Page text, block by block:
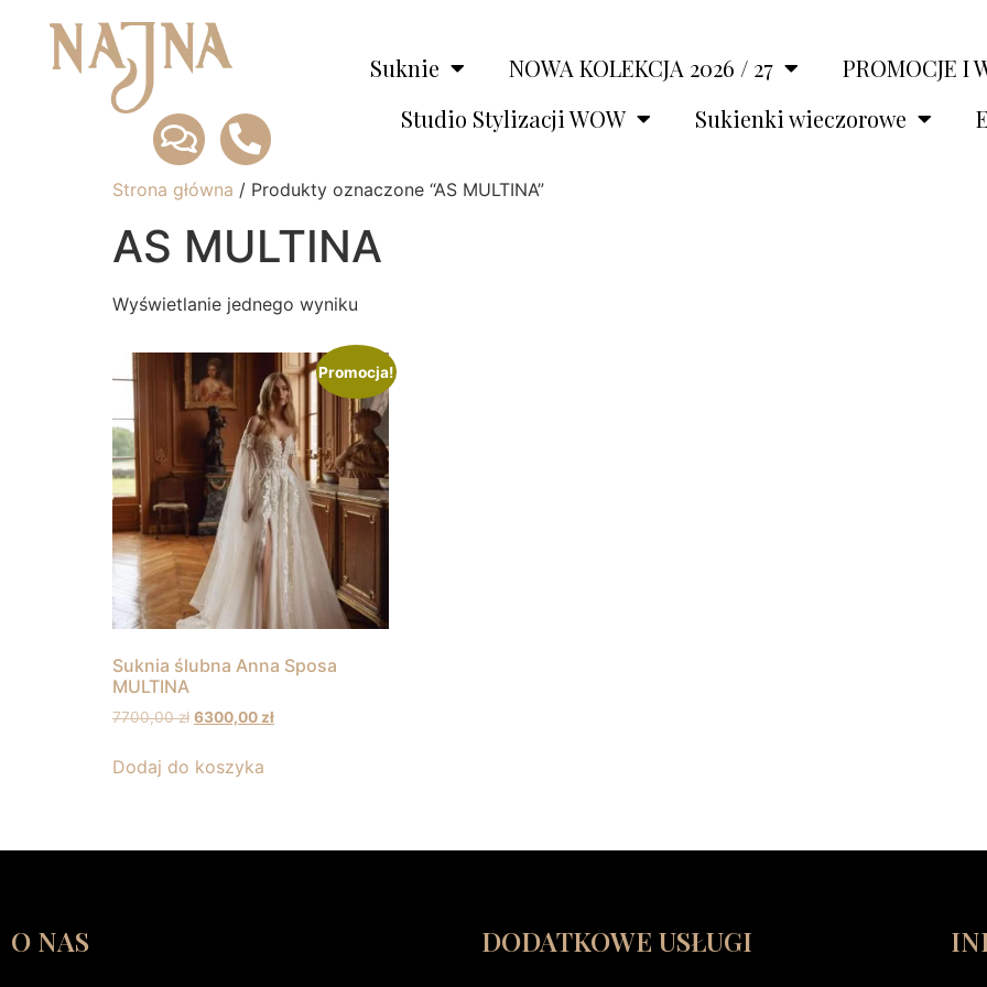
Suknie NOWA KOLEKCJA 2026 / 27
PROMOCJE I
Studio Stylizacji WOW
Sukienki wieczorowe
Strona główna / Produkty oznaczone “AS MULTINA”
AS MULTINA
Wyświetlanie jednego wyniku
Promocja!
Suknia ślubna Anna Sposa
MULTINA
7700,00zł 6300,00 zł
Dodaj do koszyka
O NAS DODATKOWE USŁUGI